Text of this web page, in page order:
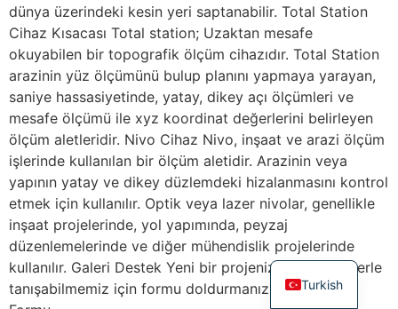
dünya üzerindeki kesin yeri saptanabilir. Total Station
Cihaz Kısacası Total station; Uzaktan mesafe
okuyabilen bir topografik ölçüm cihazıdır. Total Station
arazinin yüz ölçümünü bulup planını yapmaya yarayan,
saniye hassasiyetinde, yatay, dikey açı ölçümleri ve
mesafe ölçümü ile xyz koordinat değerlerini belirleyen
ölçüm aletleridir. Nivo Cihaz Nivo, inşaat ve arazi ölçüm
işlerinde kullanılan bir ölçüm aletidir. Arazinin veya
yapının yatay ve dikey düzlemdeki hizalanmasını kontrol
etmek için kullanılır. Optik veya lazer nivolar, genellikle
inşaat projelerinde, yol yapımında, peyzaj
düzenlemelerinde ve diğer mühendislik projelerinde
kullanılır. Galeri Destek Yeni bir projeniz mi var? Sizlerle
tanışabilmemiz için formu doldurmanız yeterli Proje
Turkish